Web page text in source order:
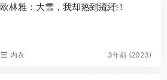
欧林雅：大雪，我却热҈到҈流҈汗҈！
内衣 3年前 (2023)